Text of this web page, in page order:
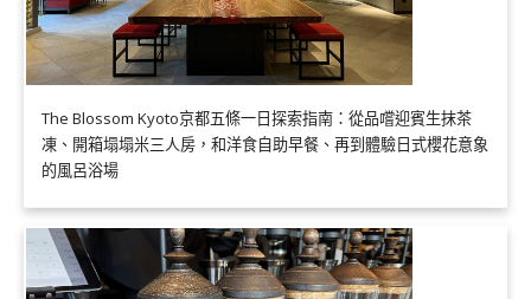
The Blossom Kyoto京都五條一日探索指南：從品嚐迎賓生抹茶
凍、開箱塌塌米三人房，和洋食自助早餐、再到體驗日式櫻花意象
的風呂浴場